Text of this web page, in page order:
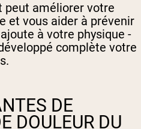
peut améliorer votre
et vous aider à prévenir
à votre physique -
complète votre
DE
DOULEUR DU